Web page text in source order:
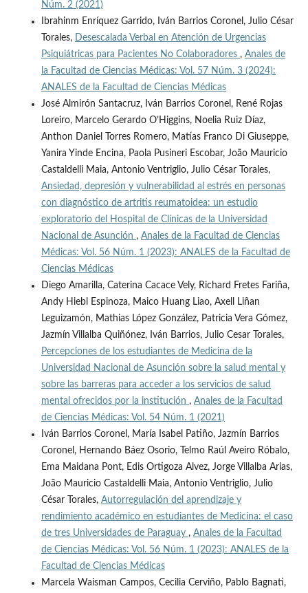
Núm. 2 (2021)
Ibrahinm Enríquez Garrido, Iván Barrios Coronel, Julio César
Torales,
Desescalada Verbal en Atención de Urgencias
Psiquiátricas para Pacientes No Colaboradores , Anales de
la Facultad de Ciencias Médicas: Vol. 57 Núm. 3 (2024):
ANALES de la Facultad de Ciencias Médicas
José Almirón Santacruz, Iván Barrios Coronel, René Rojas
Loreiro, Marcelo Gerardo O’Higgins, Noelia Ruiz Díaz,
Anthon Daniel Torres Romero, Matías Franco Di Giuseppe,
Yanira Yinde Encina, Paola Pusineri Escobar, João Mauricio
Castaldelli Maia, Antonio Ventriglio, Julio César Torales,
Ansiedad, depresión y vulnerabilidad al estrés en personas
con diagnóstico de artritis reumatoidea: un estudio
exploratorio del Hospital de Clínicas de la Universidad
Nacional de Asunción , Anales de la Facultad de Ciencias
Médicas: Vol. 56 Núm. 1 (2023): ANALES de la Facultad de
Ciencias Médicas
Diego Amarilla, Caterina Cacace Vely, Richard Fretes Fariña,
Andy Hiebl Espinoza, Maico Huang Liao, Axell Liñan
Leguizamón, Mathias López González, Patricia Vera Gómez,
Jazmín Villalba Quiñónez, Iván Barrios, Julio Cesar Torales,
Percepciones de los estudiantes de Medicina de la
Universidad Nacional de Asunción sobre la salud mental y
sobre las barreras para acceder a los servicios de salud
mental ofrecidos por la institución , Anales de la Facultad
de Ciencias Médicas: Vol. 54 Núm. 1 (2021)
Iván Barrios Coronel, María Isabel Patiño, Jazmín Barrios
Coronel, Hernando Báez Osorio, Telmo Raúl Aveiro Róbalo,
Ema Maidana Pont, Edis Ortigoza Alvez, Jorge Villalba Arias,
João Mauricio Castaldelli Maia, Antonio Ventriglio, Julio
César Torales, Autorregulación del aprendizaje y
rendimiento académico en estudiantes de Medicina: el caso
de tres Universidades de Paraguay , Anales de la Facultad
de Ciencias Médicas: Vol. 56 Núm. 1 (2023): ANALES de la
Facultad de Ciencias Médicas
Marcela Waisman Campos, Cecilia Cerviño, Pablo Bagnati,